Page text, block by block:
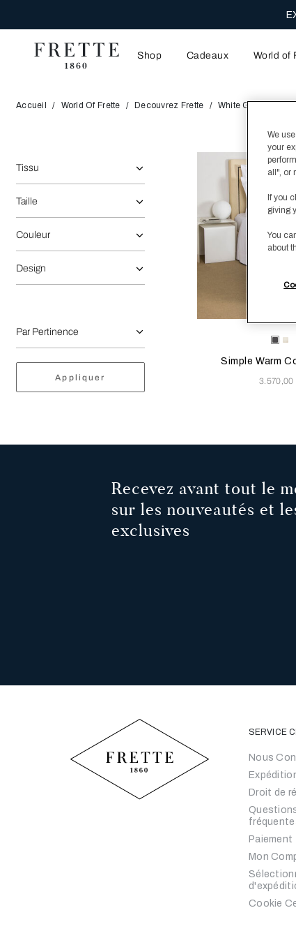
Shop Cadeaux World of
Accueil World Of Frette Decouvrez Frette White Glove
La sélection de l'option reflétera les données présentes
Affiner par:
Tissu
Taille
Couleur
Design
Appliquer
La sélection de la
Available Gris
Simple Warm
3.570,00
Recevez avant tout le
sur les nouveautés et
exclusives
SERVICE
Nous
Droit de
Paiement
Mon
Cookie
We
your
all", or
If you
giving
You
about